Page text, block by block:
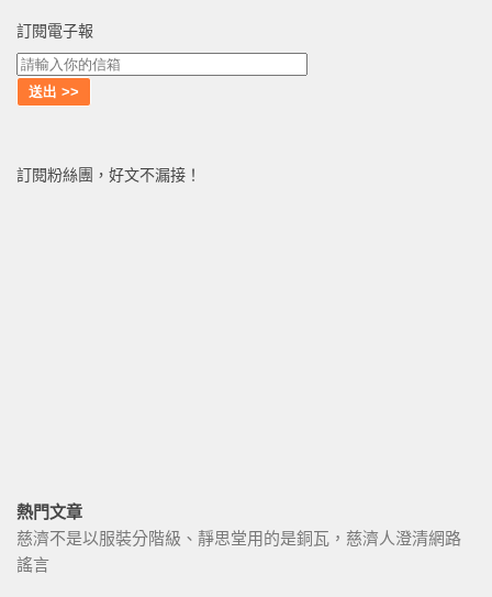
訂閱電子報
訂閱粉絲團，好文不漏接！
熱門文章
慈濟不是以服裝分階級、靜思堂用的是銅瓦，慈濟人澄清網路
謠言